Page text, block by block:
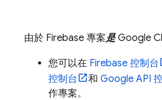
由於 Firebase 專案是 Google
您可以在 Firebase 控制台
控制台
和 Google API
作專案。